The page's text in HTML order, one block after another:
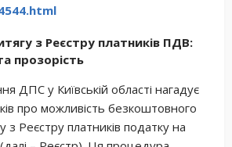
з Реєстру платників ПДВ:
прозорість
ДПС у Київській області нагадує
про можливість безкоштовного
з Реєстру платників податку на